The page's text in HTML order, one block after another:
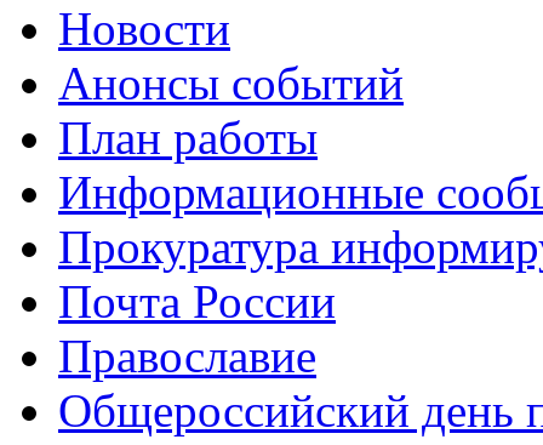
Новости
Анонсы событий
План работы
Информационные
Прокуратура
Почта России
Православие
Общероссийский день